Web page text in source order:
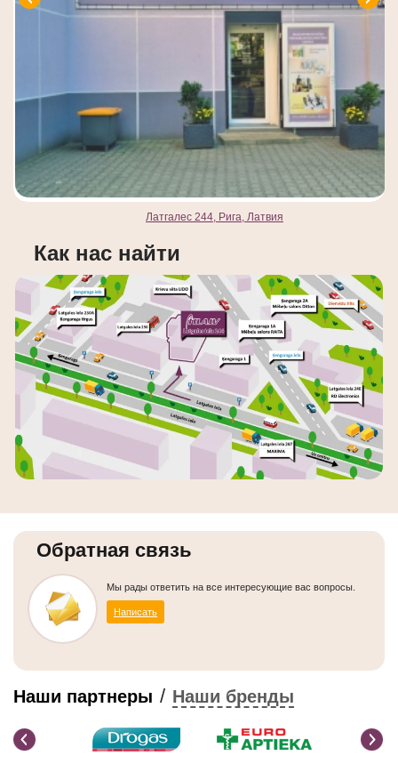
Латгалес 244, Рига, Латвия
Как нас найти
Наши партнеры / Наши бренды
Обратная связь
Мы рады ответить на все интересующие вас вопросы.
Написать